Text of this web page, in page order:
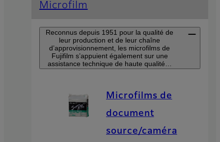
Microfilm
Reconnus depuis 1951 pour la qualité de
leur production et de leur chaîne
d’approvisionnement, les microfilms de
Fujifilm s’appuient également sur une
assistance technique de haute qualité…
Microfilms de
document
source/caméra